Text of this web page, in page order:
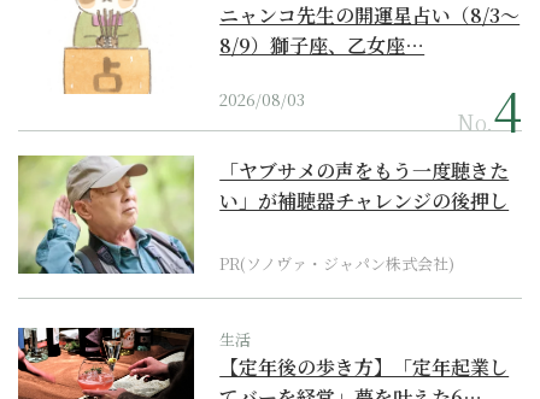
ニャンコ先生の開運星占い（8/3～
8/9）獅子座、乙女座…
2026/08/03
No.
「ヤブサメの声をもう一度聴きた
い」が補聴器チャレンジの後押し
PR(ソノヴァ・ジャパン株式会社)
生活
【定年後の歩き方】「定年起業し